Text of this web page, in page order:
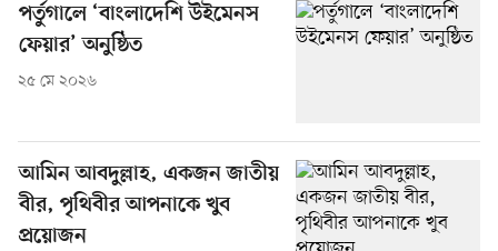
পর্তুগালে ‘বাংলাদেশি উইমেনস
ফেয়ার’ অনুষ্ঠিত
২৫ মে ২০২৬
আমিন আবদুল্লাহ, একজন জাতীয়
বীর, পৃথিবীর আপনাকে খুব
প্রয়োজন